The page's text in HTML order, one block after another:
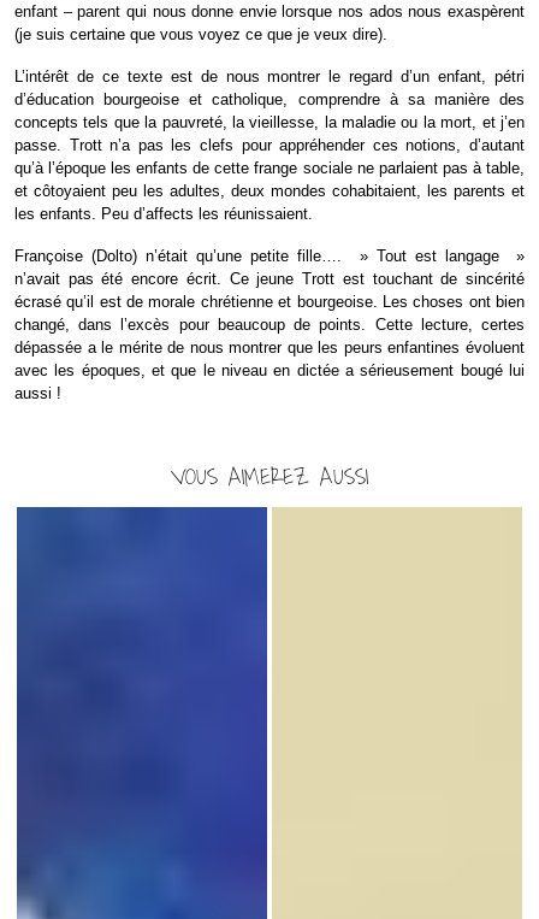
enfant – parent qui nous donne envie lorsque nos ados nous exaspèrent
(je suis certaine que vous voyez ce que je veux dire).
L’intérêt de ce texte est de nous montrer le regard d’un enfant, pétri
d’éducation bourgeoise et catholique, comprendre à sa manière des
concepts tels que la pauvreté, la vieillesse, la maladie ou la mort, et j’en
passe. Trott n’a pas les clefs pour appréhender ces notions, d’autant
qu’à l’époque les enfants de cette frange sociale ne parlaient pas à table,
et côtoyaient peu les adultes, deux mondes cohabitaient, les parents et
les enfants. Peu d’affects les réunissaient.
Françoise (Dolto) n’était qu’une petite fille….
» Tout est langage »
n’avait pas été encore écrit. Ce jeune Trott est touchant de sincérité
écrasé qu’il est de morale chrétienne et bourgeoise. Les choses ont bien
changé, dans l’excès pour beaucoup de points. Cette lecture, certes
dépassée a le mérite de nous montrer que les peurs enfantines évoluent
avec les époques, et que le niveau en dictée a sérieusement bougé lui
aussi !
VOUS AIMEREZ AUSSI